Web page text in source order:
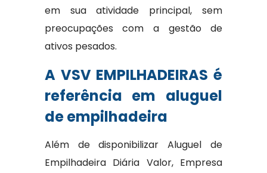
em sua atividade principal, sem
preocupações com a gestão de
ativos pesados.
A VSV EMPILHADEIRAS é
referência em aluguel
de empilhadeira
Além de disponibilizar Aluguel de
Empilhadeira Diária Valor, Empresa